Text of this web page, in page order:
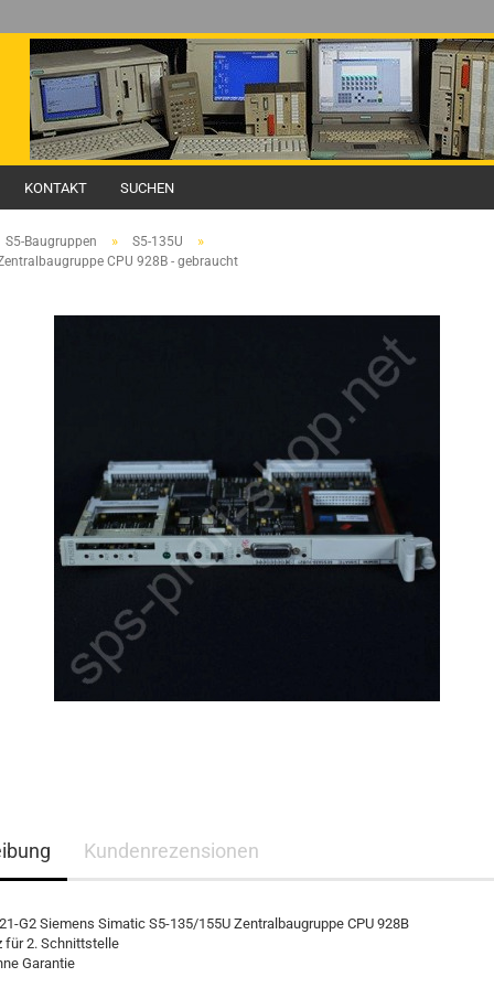
KONTAKT SUCHEN
S5-Baugruppen » S5-135U »
CPU 928B - gebraucht
Kundenrezensionen
G2 Siemens Simatic S5-135/155U Zentralbaugruppe CPU 928B
für 2. Schnittstelle
Garantie